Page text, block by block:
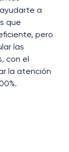
a
que
pero
las
con el
la atención